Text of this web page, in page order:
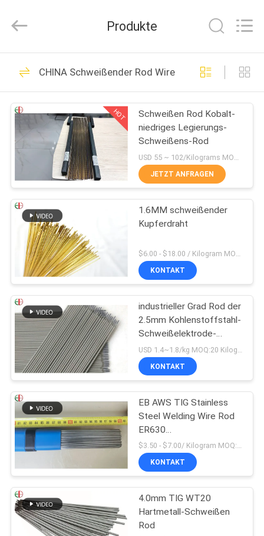
HAUS
PRODUKTE
VIDEOS
ÜBER
UNS
FABRIK-
AUSFLUG
QUALITÄTSKONTROLLE
TRETEN
SIE
MIT
UNS
IN
VERBINDUNG
NACHRICHTEN
FORDERN
SIE
Forging
Co.,LTD..
Reserved.
Nickellegierungscasting
107
Cobalt Alloy
Castings
86
Korrosionsbeständige
Castings
294
Hitzebeständige
Stahlcastings
62
Produkte
CHINA Schweißender Rod Wire
HOT
Schweißen Rod Kobalt-
niedriges Legierungs-
Schweißens-Rod
USD 55 ~ 102/Kilograms MOQ:5 Kilogramm
JETZT ANFRAGEN
1.6MM schweißender
Kupferdraht
KONTAKT
industrieller Grad Rod der
2.5mm Kohlenstoffstahl-
Schweißelektrode-
E7018
KONTAKT
EB AWS TIG Stainless
Steel Welding Wire Rod
ER630
korrosionsbeständiges
FV520
$3.50 - $7.00/ Kilogram MOQ:100 Kilogramm/Kilogramm
KONTAKT
4.0mm TIG WT20
Hartmetall-Schweißen
Rod